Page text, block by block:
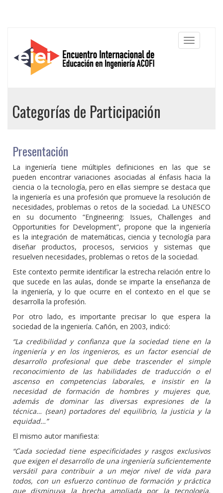
Categorías de Participación
Presentación
La ingeniería tiene múltiples definiciones en las que se
pueden encontrar variaciones asociadas al énfasis hacia la
ciencia o la tecnología, pero en ellas siempre se destaca que
la ingeniería es una profesión que promueve la resolución de
necesidades, problemas o retos de la sociedad. La UNESCO
en su documento “Engineering: Issues, Challenges and
Opportunities for Development”, propone que la ingeniería
es la integración de matemáticas, ciencia y tecnología para
diseñar productos, procesos, servicios y sistemas que
resuelven necesidades, problemas o retos de la sociedad.
Este contexto permite identificar la estrecha relación entre lo
que sucede en las aulas, donde se imparte la enseñanza de
la ingeniería, y lo que ocurre en el contexto en el que se
desarrolla la profesión.
Por otro lado, es importante precisar lo que espera la
sociedad de la ingeniería. Cañón, en 2003, indicó:
“La credibilidad y confianza que la sociedad tiene en la
ingeniería y en los ingenieros, es un factor esencial de
desarrollo profesional que debe trascender el simple
reconocimiento de las habilidades de traducción o el
ascenso en competencias laborales, e insistir en la
necesidad de formación de hombres y mujeres que,
además de dominar las diversas expresiones de la
técnica… (sean) portadores del equilibrio, la justicia y la
equidad…”
El mismo autor manifiesta:
“Cada sociedad tiene especificidades y rasgos exclusivos
que exigen el desarrollo de una ingeniería suficientemente
versátil para contribuir a un mejor nivel de vida para
todos, con un esfuerzo continuo de formación y práctica
que disminuya la brecha ampliada por la tecnología,